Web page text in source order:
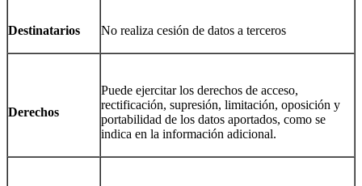
Destinatarios No realiza cesión de datos a terceros
Derechos
Puede ejercitar los derechos de acceso,
rectificación, supresión, limitación, oposición y
portabilidad de los datos aportados, como se
indica en la información adicional.